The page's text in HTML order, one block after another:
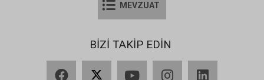
MEVZUAT
BİZİ TAKİP EDİN